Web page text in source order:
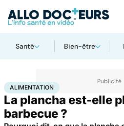
Santé Bien-être
AccueilBien-être Nutrition Alimentation
ALIMENTATION
La plancha est-elle
barbecue ?